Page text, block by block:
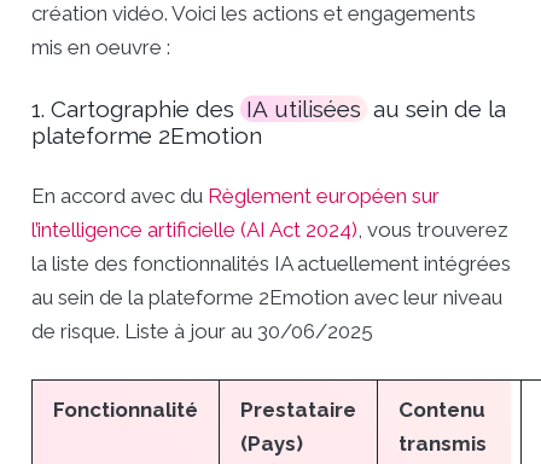
création vidéo. Voici les actions et engagements
mis en oeuvre :
1. Cartographie des IA utilisées au sein de la
plateforme 2Emotion
En accord avec du Règlement européen sur
l’intelligence artificielle (AI Act 2024), vous trouverez
la liste des fonctionnalités IA actuellement intégrées
au sein de la plateforme 2Emotion avec leur niveau
de risque. Liste à jour au 30/06/2025
Fonctionnalité
Prestataire
(Pays)
Contenu
transmis